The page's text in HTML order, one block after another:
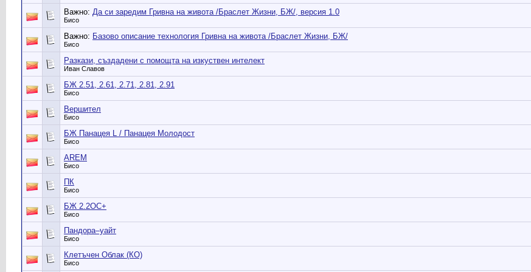
Важно: Да си заредим Гривна на живота /Браслет Жизни, БЖ/, версия 1.0
Бисо
Важно: Базово описание технология Гривна на живота /Браслет Жизни, БЖ/
Бисо
Разкази, създадени с помощта на изкуствен интелект
Иван Славов
БЖ 2.51, 2.61, 2.71, 2.81, 2.91
Бисо
Вершител
Бисо
БЖ Панацея L / Панацея Молодост
Бисо
AREM
Бисо
ПК
Бисо
БЖ 2.2ОС+
Бисо
Пандора–уайт
Бисо
Клетъчен Облак (КО)
Бисо